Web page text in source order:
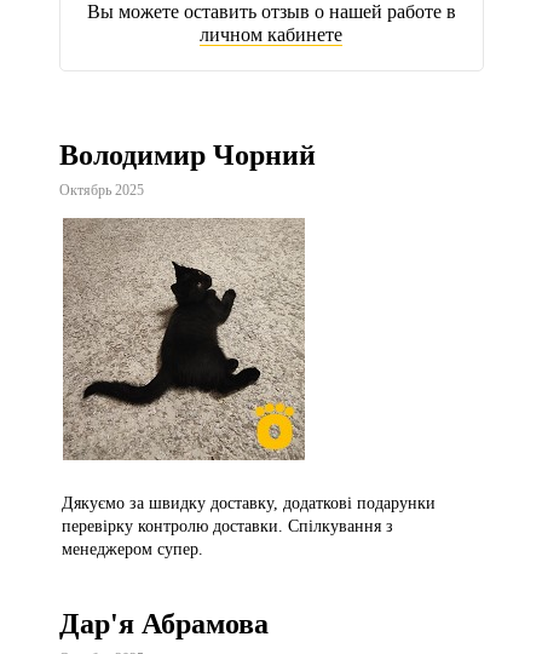
Вы можете оставить отзыв о нашей работе в
личном кабинете
Володимир Чорний
Октябрь 2025
Дякуємо за швидку доставку, додаткові подарунки
перевірку контролю доставки. Спілкування з
менеджером супер.
Дар'я Абрамова